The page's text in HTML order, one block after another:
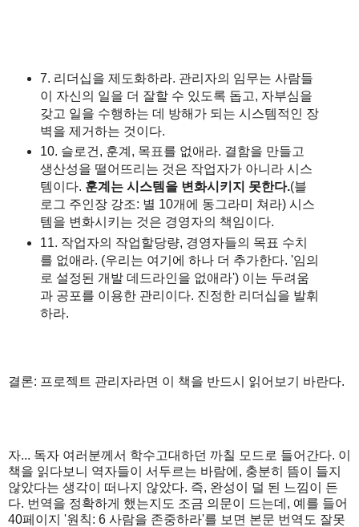
7. 리더십을 제도화하라. 관리자의 임무는 사람들
이 자신의 일을 더 잘할 수 있도록 돕고, 자부심을
갖고 일을 수행하는 데 방해가 되는 시스템적인 장
벽을 제거하는 것이다.
10. 슬로건, 훈계, 목표를 없애라. 결함을 만들고
생산성을 떨어뜨리는 것은 작업자가 아니라 시스
템이다. 훈계는 시스템을 변화시키지 못한다.(블
로그 주인장 강조: 별 10개에 동그라미 쳐라) 시스
템을 변화시키는 것은 경영자의 책임이다.
11. 작업자의 작업할당량, 경영자들의 목표 수치
를 없애라. (우리는 여기에 하나 더 추가한다. '임의
로 설정된 개발 데드라인을 없애라') 이는 두려움
과 공포를 이용한 관리이다. 진정한 리더십을 발휘
하라.
결론: 프로젝트 관리자라면 이 책을 반드시 읽어보기 바란다.
자... 독자 여러분께서 학수고대하던 까칠 모드로 들어간다. 이
책을 읽다보니 역자들이 서두르는 바람에, 충분히 뜸이 들지
않았다는 생각이 떠나지 않았다. 즉, 완성이 덜 된 느낌이 든
다. 번역을 정확하게 했는지도 조금 의문이 드는데, 예를 들어
40페이지 '원칙: 6 사람을 존중하라'를 보면 본문 번역도 잘못